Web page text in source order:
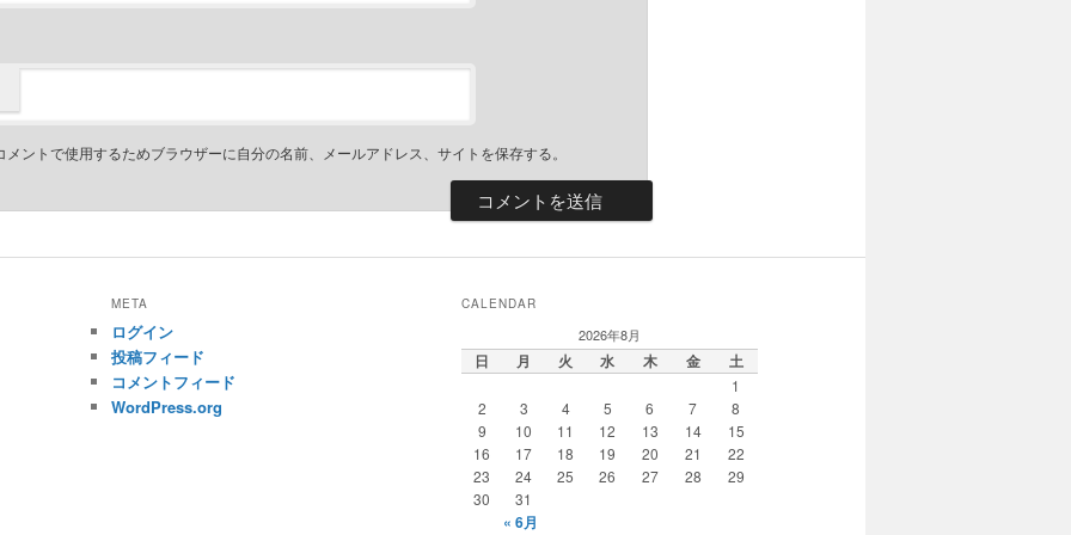
メントで使用するためブラウザーに自分の名前、メールアドレス、サイトを保存する。
META
ログイン
投稿フィード
コメントフィード
WordPress.org
CALENDAR
2026年8月
日 月 火 水 木 金 土
1
2
3 4 5 6 7
8
9
10 11 12 13 14
15
16
17 18 19 20 21
22
23
24 25 26 27 28
29
30
31
« 6月